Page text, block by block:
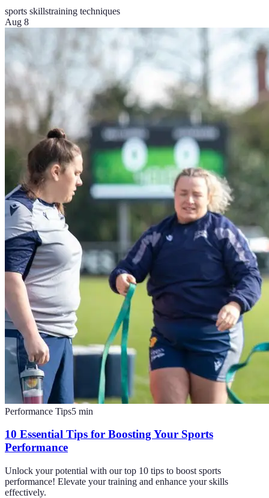
sports skillstraining techniques
Aug 8
Performance Tips5 min
10 Essential Tips for Boosting Your Sports
Performance
Unlock your potential with our top 10 tips to boost sports
performance! Elevate your training and enhance your skills
effectively.